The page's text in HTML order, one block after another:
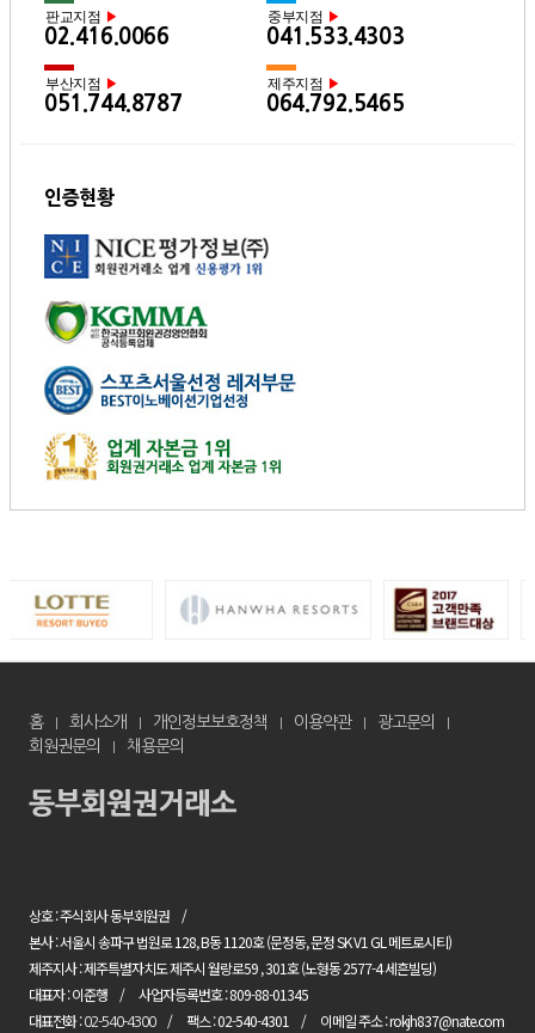
판교지점 ▶
02.416.0066
중부지점 ▶
041.533.4303
부산지점 ▶
051.744.8787
제주지점 ▶
064.792.5465
인증현황
홈 회사소개 개인정보보호정책 이용약관
광고문의
회원권문의
채용문의
상호 : 주식회사 동부회원권
본사 : 서울시 송파구 법원로 128, B동 1120호 (문정동, 문정 SK V1 GL 메트로시티)
제주지사 : 제주특별자치도 제주시 월랑로59 , 301호 (노형동 2577-4 세흔빌딩)
대표자 : 이준행
사업자등록번호 : 809-88-01345
대표전화 :02-540-4300 팩스 : 02-540-4301 이메일 주소 : rokjh837@nate.com